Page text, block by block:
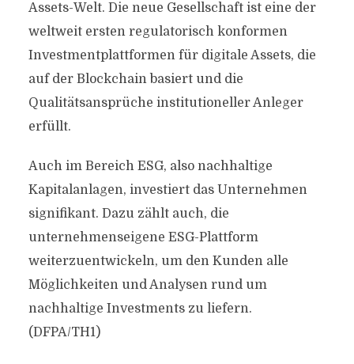
Assets-Welt. Die neue Gesellschaft ist eine der
weltweit ersten regulatorisch konformen
Investmentplattformen für digitale Assets, die
auf der Blockchain basiert und die
Qualitätsansprüche institutioneller Anleger
erfüllt.
Auch im Bereich ESG, also nachhaltige
Kapitalanlagen, investiert das Unternehmen
signifikant. Dazu zählt auch, die
unternehmenseigene ESG-Plattform
weiterzuentwickeln, um den Kunden alle
Möglichkeiten und Analysen rund um
nachhaltige Investments zu liefern.
(DFPA/TH1)